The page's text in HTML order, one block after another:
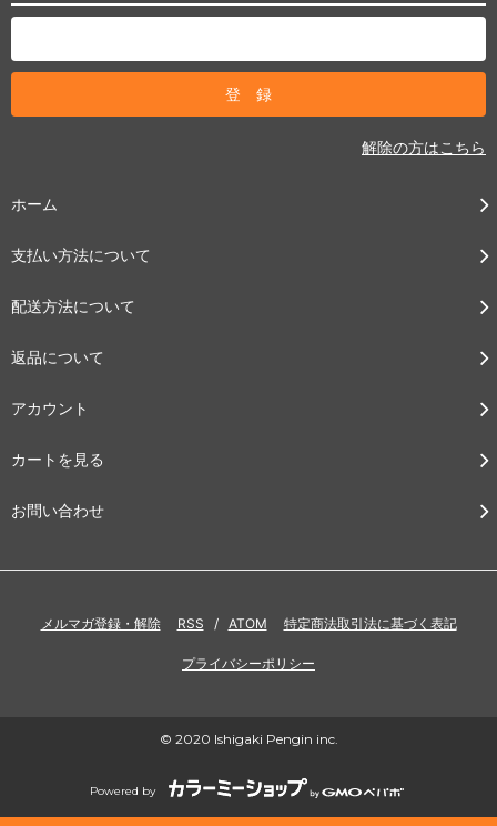
解除の方はこちら
ホーム
支払い方法について
配送方法について
返品について
アカウント
カートを見る
お問い合わせ
メルマガ登録・解除 RSS / ATOM 特定商法取引法に基づく表記
プライバシーポリシー
© 2020 Ishigaki Pengin inc.
Powered by